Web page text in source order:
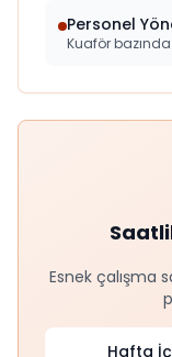
Personel
Kuaför
Esnek çalışma
Hafta